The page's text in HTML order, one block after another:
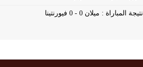
نتيجة المباراة : ميلان 0 - 0 فيورنتينا